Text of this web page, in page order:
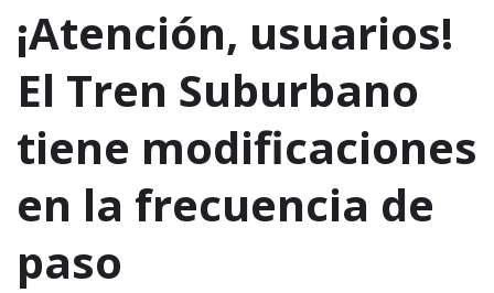
¡Atención, usuarios!
El Tren Suburbano
tiene modificaciones
en la frecuencia de
paso